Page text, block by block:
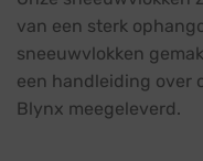
van een sterk
sneeuwvlokken
een handleiding over
Blynx meegeleverd.